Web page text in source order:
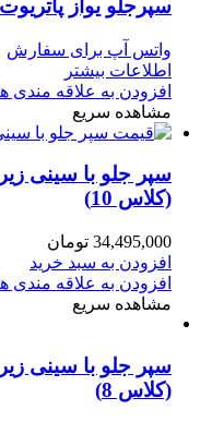
سپرجلو یواز
واتس آپ برای سفارش
اطلاعات بیشتر
افزودن به علاقه مندی
مشاهده سریع
سپر جلو با سینی
(کلاس 10)
34,495,000 تومان
افزودن به سبد خرید
افزودن به علاقه مندی
مشاهده سریع
سپر جلو با سینی
(کلاس 8)